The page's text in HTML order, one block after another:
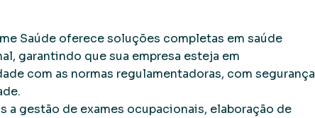
Saúde oferece soluções completas em saúde
garantindo que sua empresa esteja em
com as normas regulamentadoras, com segurança
a gestão de exames ocupacionais, elaboração de